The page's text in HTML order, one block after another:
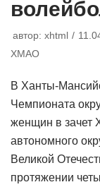
автор: xhtml
ХМАО
В Ханты-
Чемпионата
женщин в зачет
автономного
Великой
протяжении